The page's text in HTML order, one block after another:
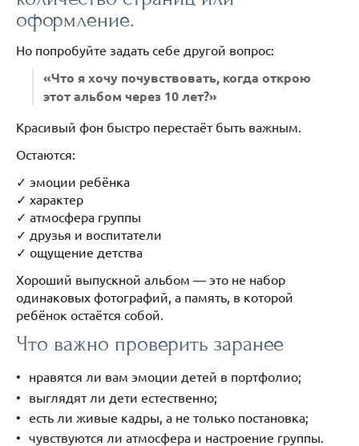
оформление.
Но попробуйте задать себе другой вопрос:
«Что я хочу почувствовать, когда открою
этот альбом через 10 лет?»
Красивый фон быстро перестаёт быть важным.
Остаются:
✓ эмоции ребёнка
✓ характер
✓ атмосфера группы
✓ друзья и воспитатели
✓ ощущение детства
Хороший выпускной альбом — это не набор
одинаковых фотографий, а память, в которой
ребёнок остаётся собой.
Что важно проверить заранее
нравятся ли вам эмоции детей в портфолио;
выглядят ли дети естественно;
есть ли живые кадры, а не только постановка;
чувствуются ли атмосфера и настроение группы.